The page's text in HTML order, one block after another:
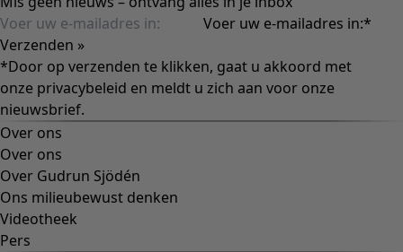
Voer uw e-mailadres in:*
Verzenden »
*Door op verzenden te klikken, gaat u akkoord met
onze privacybeleid en meldt u zich aan voor onze
nieuwsbrief.
Over ons
Over ons
Over Gudrun Sjödén
Ons milieubewust denken
Videotheek
Pers